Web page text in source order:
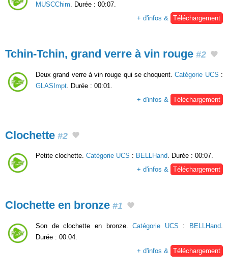
MUSCChim . Durée : 00:07.
+ d'infos &
Téléchargement
Tchin-Tchin, grand verre à vin rouge #2
Deux grand verre à vin rouge qui se choquent.Catégorie UCS :
GLASImpt . Durée : 00:01.
+ d'infos &
Téléchargement
Clochette #2
Petite clochette. Catégorie UCS : BELLHand. Durée : 00:07.
+ d'infos & Téléchargement
Clochette en bronze #1
Son de clochette en bronze.Catégorie UCS : BELLHand
Durée : 00:04.
+ d'infos &
Téléchargement